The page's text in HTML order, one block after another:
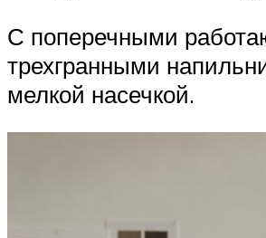
С поперечными
трехгранными
мелкой насечкой.